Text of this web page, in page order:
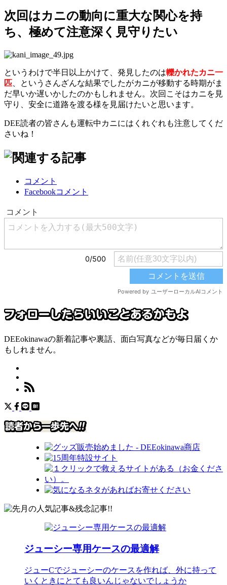
次回はカニの動向に重大な関心を持
ち、極めて注意深く見守りたい
というわけで半日以上かけて、発見したのは轢かれたカニ一
匹 、というさんざんな結果でしたがカニが移動する時期がま
だ早いか遅いかしたのかもしれません。次回こそはカニを見
守り、安全に道路を渡る様を見届けたいと思います。
DEE読者の皆さんも運転中カニにはくれぐれも注意してくだ
さいね！
コメント
Facebookコメント
DEEokinawaの新着記事や裏話、面白写真などが毎日届くか
もしれません。
ジューシー専用ケースの最適解
ジューCでジューシーのケースを作れば、外に持って
いくときにとても良いんじゃないでしょうか